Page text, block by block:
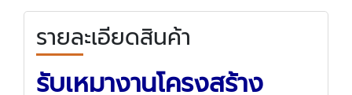
รายละเอียดสินค้า
รับเหมางานโครงสร้าง